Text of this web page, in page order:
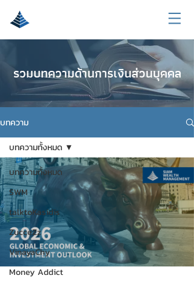
รวมบทความด้านการเงินส่วนบุคคล
บทความ
บทความทั้งหมด
SWM
talktoKasidis
ZucceZz
VinayaChy
Money Addict
บทความทั้งหมด